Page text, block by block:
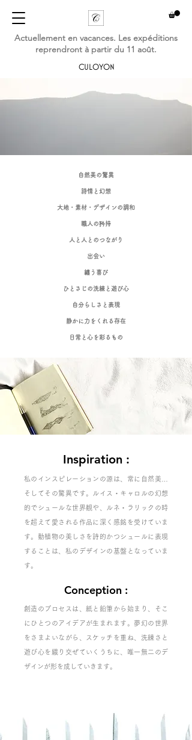
CULOYON
Actuellement en vacances. Les expéditions
reprendront à partir du 11 août.
自然美の驚異
詩情と幻想
大地・素材・デザインの調和
職人の矜持
人と人とのつながり
出会い
纏う喜び
ひとさじの洗練と遊び心
自分らしさと表現
静かに力をくれる存在
日常と心を彩るもの
Inspiration:
私のインスピレーションの源は、常に自然美…
そしてその驚異です。ルイス・キャロルの幻想
的でシュールな世界観や、ルネ・ラリックの時
を超えて愛される作品に深く感銘を受けていま
す。動植物の美しさを詩的かつシュールに表現
することは、私のデザインの基盤となっていま
す。
Conception :
創造のプロセスは、紙と鉛筆から始まり、そこ
にひとつのアイデアが生まれます。夢幻の世界
をさまよいながら、スケッチを重ね、洗練さと
遊び心を織り交ぜていくうちに、唯一無二のデ
ザインが形を成していきます。